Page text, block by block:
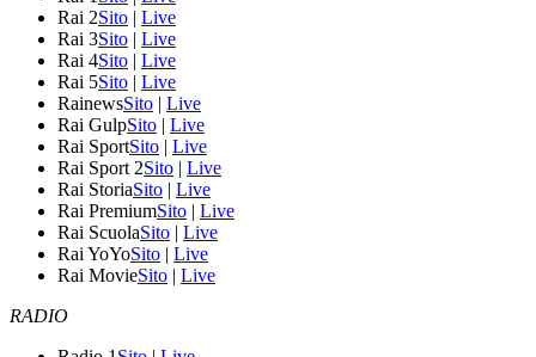
Rai 2Sito | Live
Rai 3Sito | Live
Rai 4Sito | Live
Rai 5Sito | Live
RainewsSito | Live
Rai GulpSito | Live
Rai SportSito | Live
Rai Sport 2Sito | Live
Rai StoriaSito | Live
Rai PremiumSito | Live
Rai ScuolaSito | Live
Rai YoYoSito | Live
Rai MovieSito | Live
RADIO